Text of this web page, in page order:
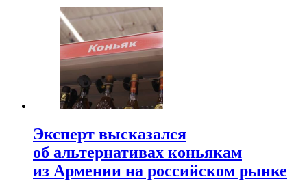
Эксперт высказался
об альтернативах коньякам
из Армении на российском рынке